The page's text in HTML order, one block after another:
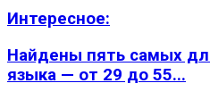
Интересное:
Найдены пять самых
языка — от 29 до 55...